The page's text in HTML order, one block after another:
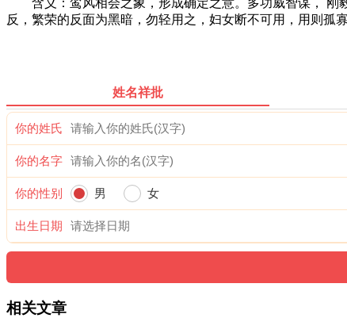
含义：鸾风相会之象，形成确定之意。多功威智谋， 刚
反，繁荣的反面为黑暗，勿轻用之，妇女断不可用，用则孤寡
姓名祥批
你的姓氏
你的名字
你的性别 男 女
出生日期
相关文章